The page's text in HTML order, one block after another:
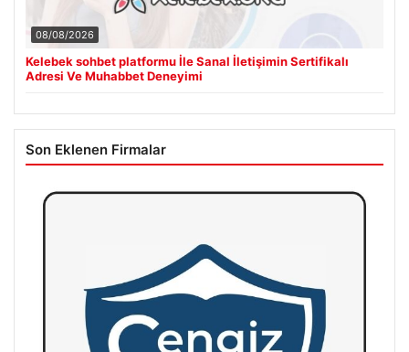
08/08/2026
Kelebek sohbet platformu İle Sanal İletişimin Sertifikalı
Adresi Ve Muhabbet Deneyimi
Son Eklenen Firmalar